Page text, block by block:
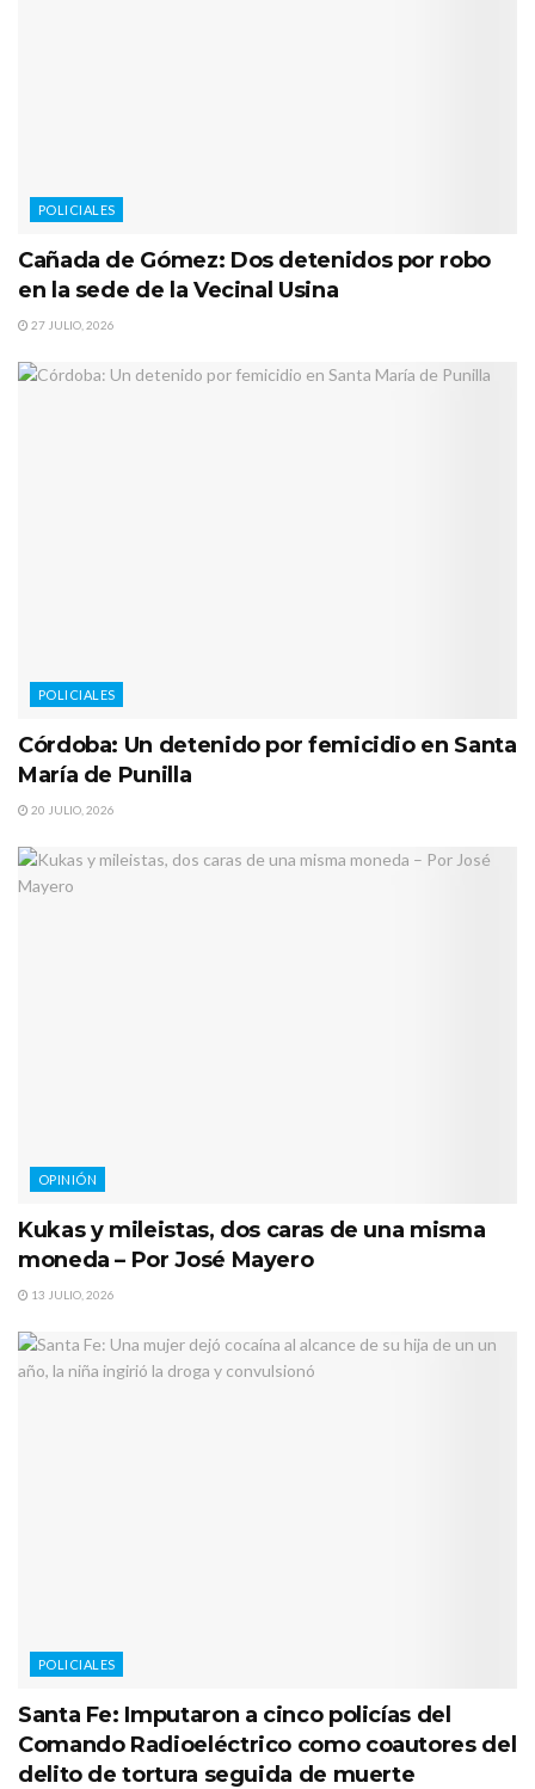
POLICIALES
Cañada de Gómez: Dos detenidos por robo
en la sede de la Vecinal Usina
27 JULIO, 2026
POLICIALES
Córdoba: Un detenido por femicidio en Santa
María de Punilla
20 JULIO, 2026
OPINIÓN
Kukas y mileistas, dos caras de una misma
moneda – Por José Mayero
13 JULIO, 2026
POLICIALES
Santa Fe: Imputaron a cinco policías del
Comando Radioeléctrico como coautores del
delito de tortura seguida de muerte